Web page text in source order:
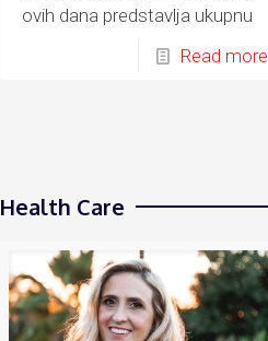
ovih dana predstavlja ukupnu
hrvatsku turističku ponudu
Read more
Health Care